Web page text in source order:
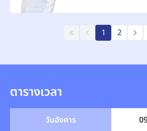
1 2
ตารางเวลา
วันอังคาร